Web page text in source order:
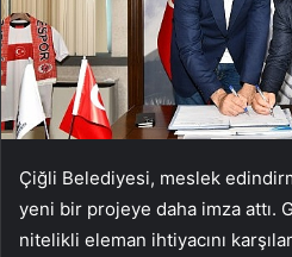
Çiğli Belediyesi, meslek
yeni bir projeye daha imza attı.
nitelikli eleman ihtiyacını